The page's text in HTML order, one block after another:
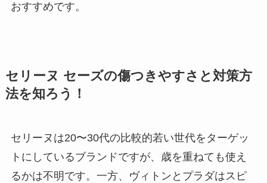
おすすめです。
セリーヌ セーズの傷つきやすさと対策方
法を知ろう！
セリーヌは20〜30代の比較的若い世代をターゲッ
トにしているブランドですが、歳を重ねても使え
るかは不明です。一方、ヴィトンとプラダはスピ